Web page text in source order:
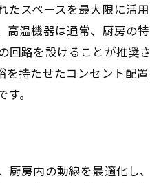
たスペースを最大限に活用
高温機器は通常、厨房の特
回路を設けることが推奨さ
を持たせたコンセント配置
。
房内の動線を最適化し、